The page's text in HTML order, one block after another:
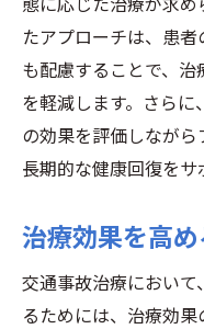
たアプローチは、患
も配慮することで、
を軽減します。さら
の効果を評価しなが
長期的な健康回復をサ
治療効果を高
交通事故治療におい
るためには、治療効